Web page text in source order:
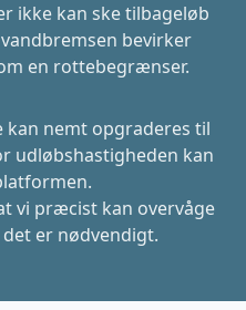
ikke kan ske tilbageløb
bevirker
en rottebegrænser.
kan nemt opgraderes til
udløbshastigheden kan
vi præcist kan overvåge
er nødvendigt.